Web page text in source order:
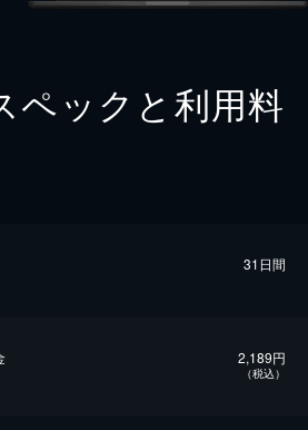
ペックと利用料
31日間
2,189円
（税込）